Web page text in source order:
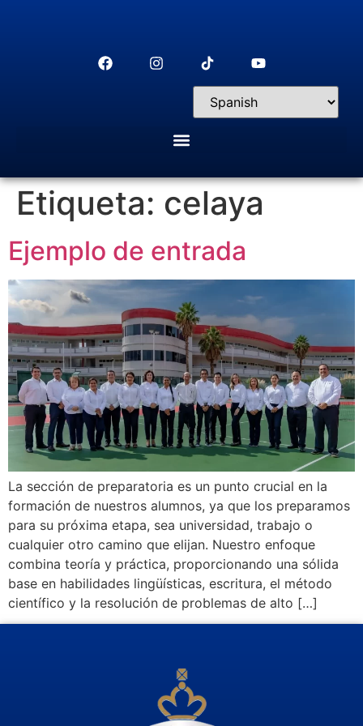
Etiqueta: celaya
Ejemplo de entrada
La sección de preparatoria es un punto crucial en la
formación de nuestros alumnos, ya que los preparamos
para su próxima etapa, sea universidad, trabajo o
cualquier otro camino que elijan. Nuestro enfoque
combina teoría y práctica, proporcionando una sólida
base en habilidades lingüísticas, escritura, el método
científico y la resolución de problemas de alto […]